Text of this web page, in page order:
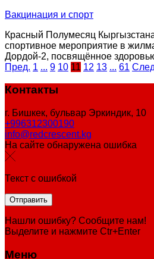
Вакцинация и спорт
Красный Полумесяц
спортивное мероприятие в
Дордой-2, посвящённое
Пред. 1 ... 9 10 11 12 13 ... 61
Контакты
г. Бишкек, бульвар Эркиндик, 10
+996312300190
info@redcrescent.kg
На сайте обнаружена ошибка
Текст с ошибкой
Нашли ошибку? Сообщите нам!
Выделите и нажмите Ctr+Enter
Меню